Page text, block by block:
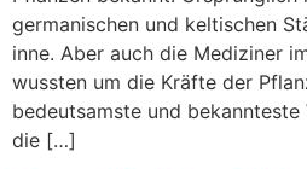
germanischen und keltischen
inne. Aber auch die Mediziner
wussten um die Kräfte der
bedeutsamste und bekannteste
die […]